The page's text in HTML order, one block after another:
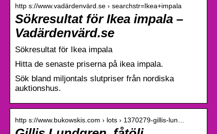
http s://www.vadärdenvärd.se › searchstr=Ikea+impala
Sökresultat för Ikea impala –
Vadärdenvärd.se
Sökresultat för Ikea impala
Hitta de senaste priserna på ikea impala.
Sök bland miljontals slutpriser från nordiska
auktionshus.
http s://www.bukowskis.com › lots › 1370279-gillis-lun…